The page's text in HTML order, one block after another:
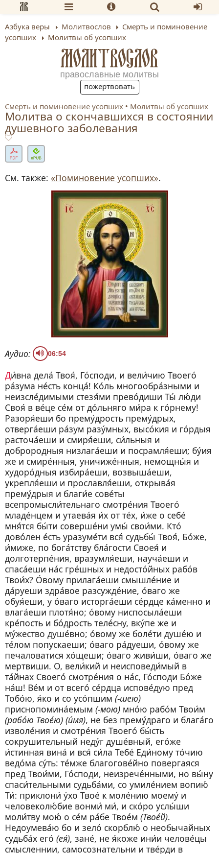
Азбука веры Молитвослов
Смерть и поминовение
усопших
Молитвы об усопших
МОЛИТВОСЛОВ
православные молитвы
пожертвовать
Смерть и поминовение усопших Молитвы об усопших
Молитва о скончавшихся в состоянии
душевного заболевания
См. также: «Поминовение усопших».
Аудио: 06:54
Ди́вна дела́ Твоя́, Го́споди, и вели́чию Твоего́
ра́зума не́сть конца́! Ко́ль многообра́зными и
неизсле́димыми стезя́ми прево́диши Ты́ лю́ди
Своя́ в ве́це се́м от до́льняго ми́ра к го́рнему!
Разоря́еши бо прему́дрость прему́дрых,
отверга́еши ра́зум разу́мных, высо́кия и го́рдыя
расточа́еши и смиря́еши, си́льныя и
доброродныя низлага́еши и посрамля́еши; бу́ия
же и смире́нныя, уничиже́нныя, немощны́я и
худоро́дныя избира́еши, возвыша́еши,
укрепля́еши и прославля́еши, открыва́я
прему́дрыя и благи́е сове́ты
всепромысли́тельнаго смотре́ния Твоего́
младе́нцем и утаева́я и́х от те́х, и́же о себе́
мня́тся бы́ти соверше́ни умы́ свои́ми. Кто́
дово́лен е́сть уразуме́ти вся́ судьбы́ Твоя́, Бо́же,
и́миже, по бога́тству бла́гости Своея́ и
долготерпе́ния, вразумля́еши, науча́еши и
спаса́еши на́с гре́шных и недосто́йных рабо́в
Твои́х? О́вому прилага́еши смышле́ние и
да́руеши здра́вое разсужде́ние, о́ваго же
обуя́еши, у о́ваго исторга́еши се́рдце ка́менно и
влага́еши плотя́но; о́вому ниспосыла́еши
кре́пость и бо́дрость теле́сну, вку́пе же и
му́жество душе́вно; о́вому же боле́ти душе́ю и
те́лом попускаеши; о́ваго ра́дуеши, о́вому же
печаловатися хо́щеши; о́ваго живи́ши, о́ваго же
мертвиши. О, вели́кий и неисповеди́мый в
та́йнах Своего́ смотре́ния о на́с, Го́споди Бо́же
на́ш! Ве́м и от всего́ се́рдца испове́дую пред
Тобо́ю, я́ко и со усо́пшим (-шею)
приснопомина́емым (-мою) мно́ю рабо́м Твои́м
(рабо́ю Твое́ю) (и́мя), не без прему́драго и блага́го
изволе́ния и смотре́ния Твоего́ бы́сть
сокрушительный неду́г душе́вный, его́же
и́стинная вина́ и вся́ си́ла Тебе́ Еди́ному то́чию
ведо́ма су́ть: те́мже благогове́йно повергаяся
пред Твои́ми, Го́споди, неизрече́нными, но вы́ну
спаси́тельными судьба́ми, со умиле́нием вопию́
Ти́: приклони́ у́хо Твое́ к моле́нию моему́ и
человеколю́бие вонми́ ми́, и ско́ро услы́ши
моли́тву мою́ о се́м ра́бе Твое́м (Твое́й).
Недоумева́ю бо и зело́ скорблю́ о необычайных
судьба́х его́ (ея́), зане́, не я́коже ини́и челове́цы
смысленнии, самосознательни и тве́рди в